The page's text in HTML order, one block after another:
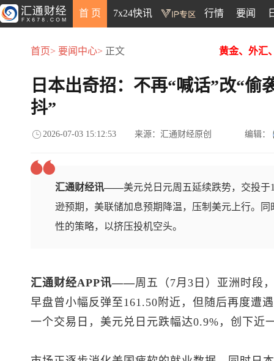
首 页 7x24快讯 行情 要闻
首页> 要闻中心> 正文 黄金、外汇
日本出奇招：不再“喊话”改“偷
抖”
2026-07-03 15:12:53 来源：汇通财经原创 编辑：
汇通财经讯——美元兑日元周五延续跌势，交投于
逊预期，美联储加息预期降温，压制美元上行。
性的策略，以挤压投机空头。
汇通财经APP讯——周五（7月3日）亚洲时段
早盘曾小幅反弹至161.50附近，但随后再度遭
一个交易日， 美元兑日元跌幅达0.9%，创下近